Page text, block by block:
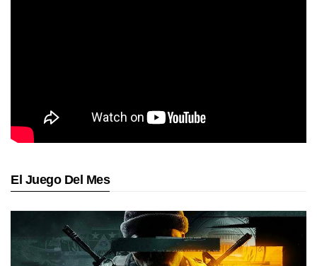
El Juego Del Mes